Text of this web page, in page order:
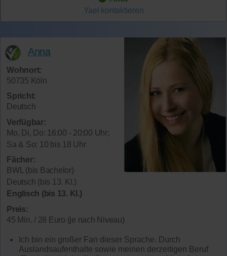
Yael
kontaktieren
Anna
Wohnort:
50735 Köln
Spricht:
Deutsch
Verfügbar:
Mo, Di, Do: 16:00 - 20:00 Uhr;
Sa & So: 10 bis 18 Uhr
Fächer:
BWL (bis Bachelor)
Deutsch (bis 13. Kl.)
Englisch (bis 13. Kl.)
Preis:
45 Min. / 28 Euro (je nach Niveau)
Ich bin ein großer Fan dieser Sprache. Durch
Auslandsaufenthalte sowie meinen derzeitigen Beruf